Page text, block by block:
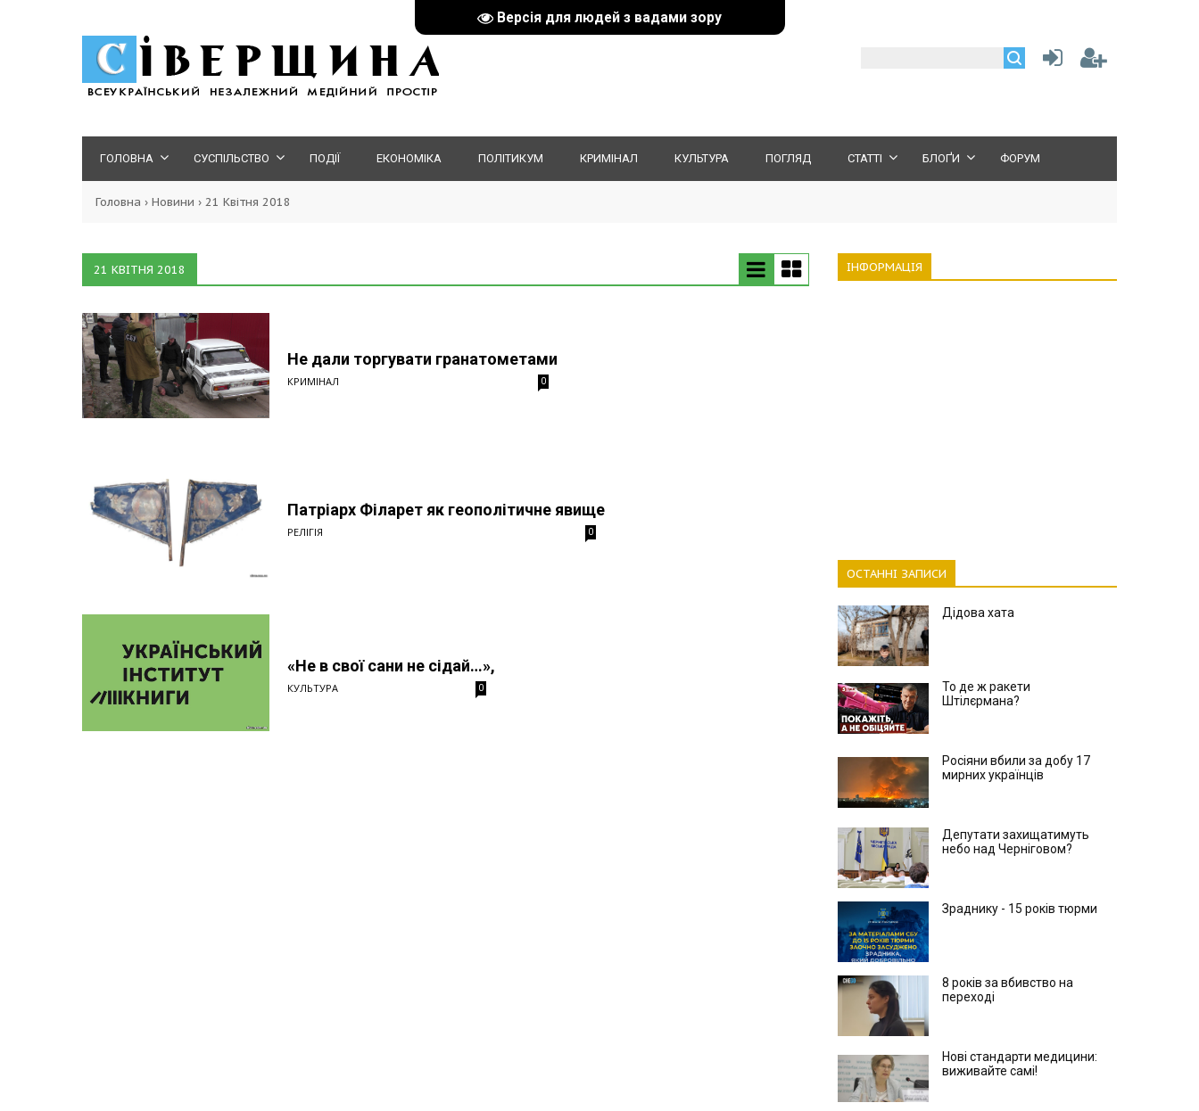
Версія для людей з вадами зору
ГОЛОВНА СУСПІЛЬСТВО ПОДІЇ ЕКОНОМІКА ПОЛІТИКУМ КРИМІНАЛ КУЛЬТУРА ПОГЛЯД СТАТТІ БЛОҐИ ФОРУМ
Головна › Новини › 21 Квітня 2018
21 КВІТНЯ 2018
Не дали торгувати гранатометами
КРИМІНАЛ 0
Патріарх Філарет як геополітичне явище
РЕЛІГІЯ 0
«Не в свої сани не сідай…»,
КУЛЬТУРА 0
ІНФОРМАЦІЯ
ОСТАННІ ЗАПИСИ
Дідова хата
То де ж ракети
Штілєрмана?
Росіяни вбили за добу 17
мирних українців
Депутати захищатимуть
небо над Черніговом?
Зраднику - 15 років тюрми
8 років за вбивство на
переході
Нові стандарти медицини:
виживайте самі!